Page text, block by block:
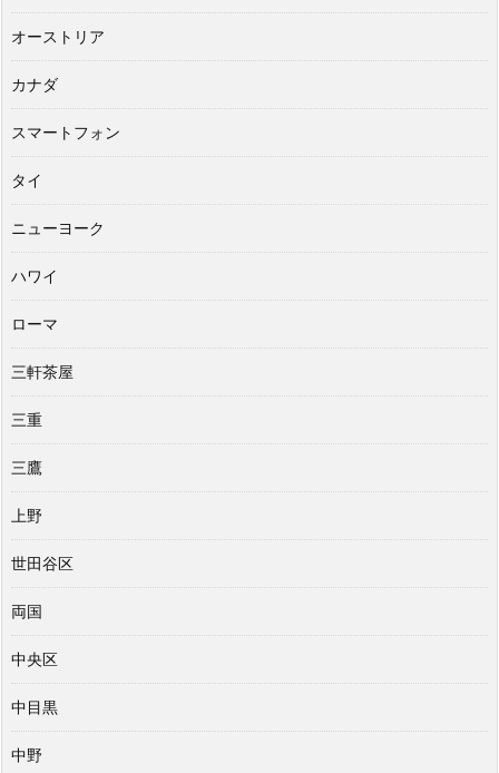
オーストリア
カナダ
スマートフォン
タイ
ニューヨーク
ハワイ
ローマ
三軒茶屋
三重
三鷹
上野
世田谷区
両国
中央区
中目黒
中野